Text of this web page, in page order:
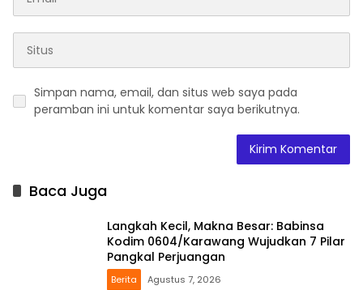
Simpan nama, email, dan situs web saya pada
peramban ini untuk komentar saya berikutnya.
Baca Juga
Langkah Kecil, Makna Besar: Babinsa
Kodim 0604/Karawang Wujudkan 7 Pilar
Pangkal Perjuangan
Berita Agustus 7, 2026